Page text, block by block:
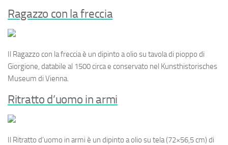
Ragazzo con la freccia
Il Ragazzo con la frecciaè un dipinto a olio su tavola di pioppo di
Giorgione, databile al 1500 circa e conservato nel Kunsthistorisches
Museum di Vienna.
Ritratto d’uomo in armi
Il Ritratto d’uomo in armi è un dipinto a olio su tela (72×56,5 cm) di